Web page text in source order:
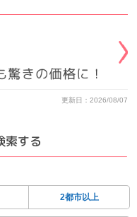
更新日：2026/08/07
索する
2都市以上